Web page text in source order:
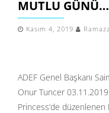
MUTLU GÜNÜ…
Kasım 4, 2019
ADEF Genel Başkanı
Onur Tuncer
Princess’de